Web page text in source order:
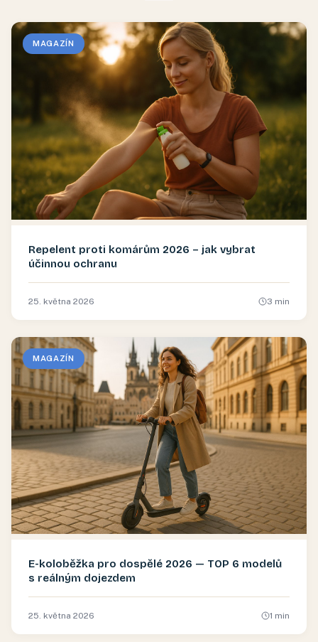
MAGAZÍN
Repelent proti komárům 2026 – jak vybrat
účinnou ochranu
25. května 2026 3 min
MAGAZÍN
E-koloběžka pro dospělé 2026 — TOP 6 modelů
s reálným dojezdem
25. května 2026 1 min